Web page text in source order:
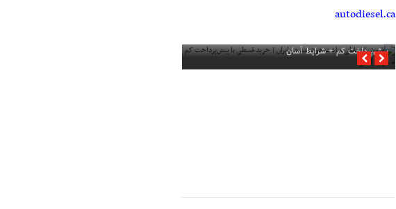
autodiesel.ca
پیش‌پرداخت کم + شرایط آسان